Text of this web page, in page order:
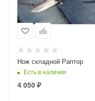
Нож складной Раптор
Есть в наличии
4 050 ₽